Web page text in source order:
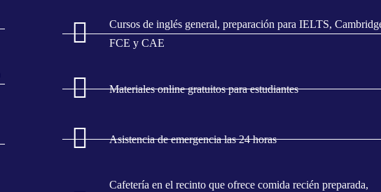
Cursos de inglés general, preparación para IELTS,
FCE y CAE
Materiales online gratuitos para estudiantes
Asistencia de emergencia las 24 horas
Cafetería en el recinto que ofrece comida recién preparada,